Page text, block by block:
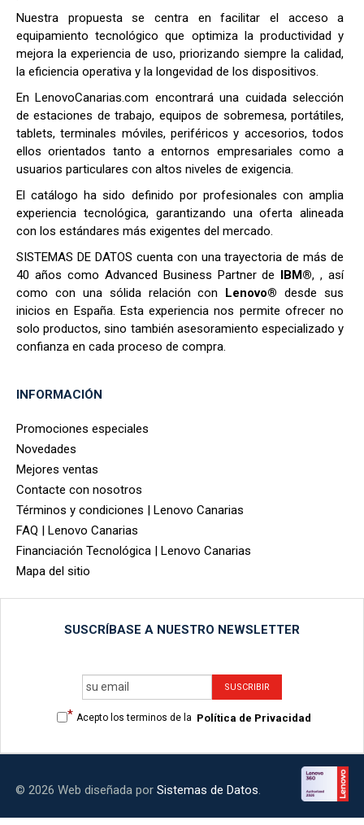
Nuestra propuesta se centra en facilitar el acceso a
equipamiento tecnológico que optimiza la productividad y
mejora la experiencia de uso, priorizando siempre la calidad,
la eficiencia operativa y la longevidad de los dispositivos.
En LenovoCanarias.com encontrará una cuidada selección
de estaciones de trabajo, equipos de sobremesa, portátiles,
tablets, terminales móviles, periféricos y accesorios, todos
ellos orientados tanto a entornos empresariales como a
usuarios particulares con altos niveles de exigencia.
El catálogo ha sido definido por profesionales con amplia
experiencia tecnológica, garantizando una oferta alineada
con los estándares más exigentes del mercado.
SISTEMAS DE DATOS cuenta con una trayectoria de más de
40 años como Advanced Business Partner de IBM®, , así
como con una sólida relación con Lenovo® desde sus
inicios en España. Esta experiencia nos permite ofrecer no
solo productos, sino también asesoramiento especializado y
confianza en cada proceso de compra.
INFORMACIÓN
Promociones especiales
Novedades
Mejores ventas
Contacte con nosotros
Términos y condiciones | Lenovo Canarias
FAQ | Lenovo Canarias
Financiación Tecnológica | Lenovo Canarias
Mapa del sitio
SUSCRÍBASE A NUESTRO NEWSLETTER
* Acepto los terminos de la Política de Privacidad
© 2026 Web diseñada por Sistemas de Datos.